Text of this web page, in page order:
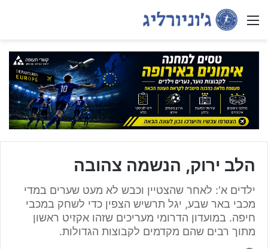
Menu
הלב ירוק, הנשמה צהובה
ילדים א': לאחר שהצטיין וכבש לא מעט שערים במדי
מכבי באר שבע, יגל תרשיש הצפין כדי לשחק במכבי
חיפה. במועדון הדרומי מעריכים שזהו אקזיט ראשון
מתוך רבים שהם מקדמים לקבוצות הגדולות.